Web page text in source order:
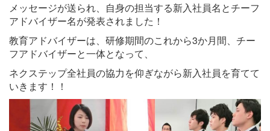
メッセージが送られ、自身の担当する新入社員名とチーフ
アドバイザー名が発表されました！
教育アドバイザーは、研修期間のこれから3か月間、チー
フアドバイザーと一体となって、
ネクステップ全社員の協力を仰ぎながら新入社員を育てて
いきます！！